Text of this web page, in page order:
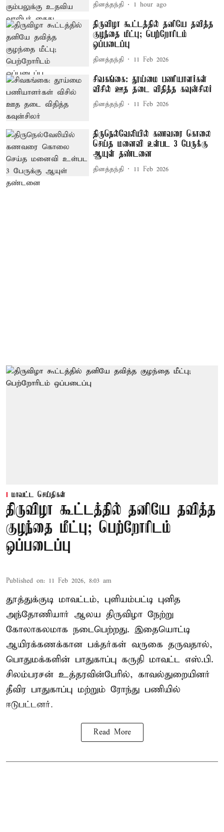
தினத்தந்தி 1 hour ago
திருவிழா கூட்டத்தில் தனியே தவித்த
குழந்தை மீட்பு; பெற்றோரிடம்
ஒப்படைப்பு
தினத்தந்தி 11 Feb 2026
சிவகங்கை: தூய்மை பணியாளர்கள்
விசில் ஊத தடை விதித்த கவுன்சிலர்
தினத்தந்தி 11 Feb 2026
திருநெல்வேலியில் கணவரை கொலை
செய்த மனைவி உள்பட 3 பேருக்கு
ஆயுள் தண்டனை
தினத்தந்தி 11 Feb 2026
மாவட்ட செய்திகள்
திருவிழா கூட்டத்தில் தனியே தவித்த
குழந்தை மீட்பு; பெற்றோரிடம்
ஒப்படைப்பு
Published on: 11 Feb 2026, 8:03 am
தூத்துக்குடி மாவட்டம், புளியம்பட்டி புனித
அந்தோணியார் ஆலய திருவிழா நேற்று
கோலாகலமாக நடைபெற்றது. இதையொட்டி
ஆயிரக்கணக்கான பக்தர்கள் வருகை தருவதால்,
பொதுமக்களின் பாதுகாப்பு கருதி மாவட்ட எஸ்.பி.
சிலம்பரசன் உத்தரவின்பேரில், காவல்துறையினர்
தீவிர பாதுகாப்பு மற்றும் ரோந்து பணியில்
ஈடுபட்டனர்.
Read More